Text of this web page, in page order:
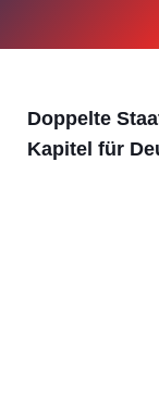
Doppelte
Kapitel für